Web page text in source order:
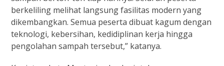
berkeliling melihat langsung fasilitas modern yang
dikembangkan. Semua peserta dibuat kagum dengan
teknologi, kebersihan, kedidiplinan kerja hingga
pengolahan sampah tersebut,” katanya.